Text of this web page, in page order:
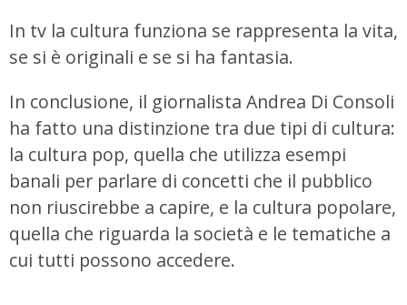
In tv la cultura funziona se rappresenta la vita,
se si è originali e se si ha fantasia.
In conclusione, il giornalista Andrea Di Consoli
ha fatto una distinzione tra due tipi di cultura:
la cultura pop, quella che utilizza esempi
banali per parlare di concetti che il pubblico
non riuscirebbe a capire, e la cultura popolare,
quella che riguarda la società e le tematiche a
cui tutti possono accedere.